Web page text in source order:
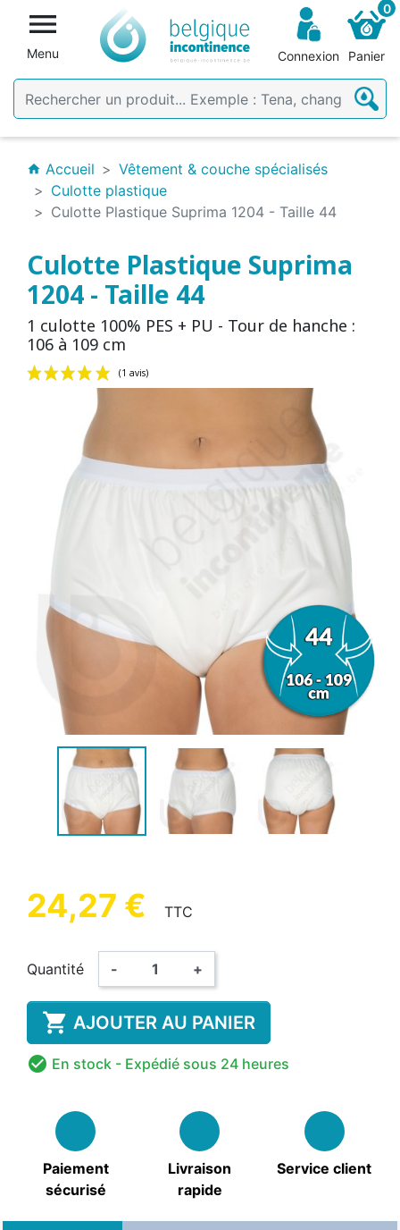

Menu Connexion
0
Panier
home Accueil
Vêtement & couche spécialisés
Culotte plastique
Culotte Plastique Suprima 1204 - Taille 44
Culotte Plastique Suprima
1204 - Taille 44
1 culotte 100% PES + PU - Tour de hanche :
106 à 109 cm
24,27 € TTC
Quantité - +
 AJOUTER AU PANIER
 En stock - Expédié sous 24 heures
Paiement
sécurisé
Livraison
rapide
Service client